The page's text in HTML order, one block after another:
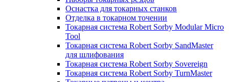
Оснастка для токарных станков
Отделка в токарном точении
Токарная система Robert Sorby Modular Micro
Tool
Токарная система Robert Sorby SandMaster
для шлифования
Токарная система Robert Sorby Sovereign
Токарная система Robert Sorby TurnMaster